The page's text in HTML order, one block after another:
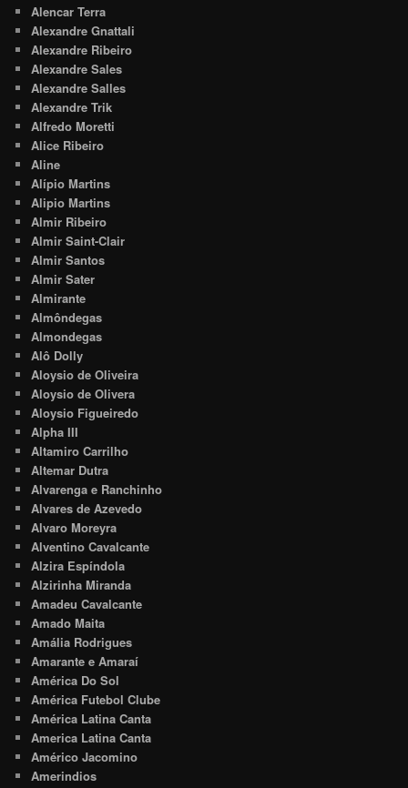
Alencar Terra
Alexandre Gnattali
Alexandre Ribeiro
Alexandre Sales
Alexandre Salles
Alexandre Trik
Alfredo Moretti
Alice Ribeiro
Aline
Alípio Martins
Alipio Martins
Almir Ribeiro
Almir Saint-Clair
Almir Santos
Almir Sater
Almirante
Almôndegas
Almondegas
Alô Dolly
Aloysio de Oliveira
Aloysio de Olivera
Aloysio Figueiredo
Alpha III
Altamiro Carrilho
Altemar Dutra
Alvarenga e Ranchinho
Alvares de Azevedo
Alvaro Moreyra
Alventino Cavalcante
Alzira Espíndola
Alzirinha Miranda
Amadeu Cavalcante
Amado Maita
Amália Rodrigues
Amarante e Amaraí
América Do Sol
América Futebol Clube
América Latina Canta
America Latina Canta
Américo Jacomino
Amerindios